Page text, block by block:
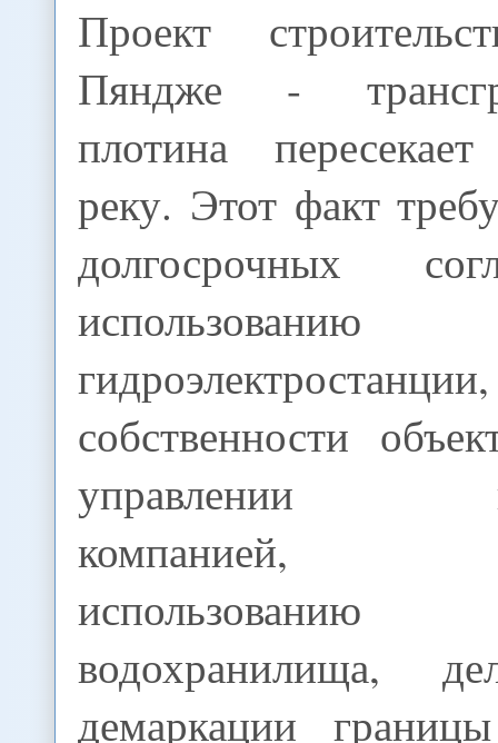
Проект
Пяндже -
плотина
реку. Этот факт
долгосрочных
использованию
собственности
управлении
компанией,
водохранилища,
демаркации